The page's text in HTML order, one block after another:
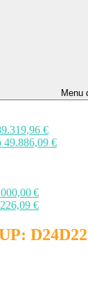
Menu
€
49.886,09 €
€
€